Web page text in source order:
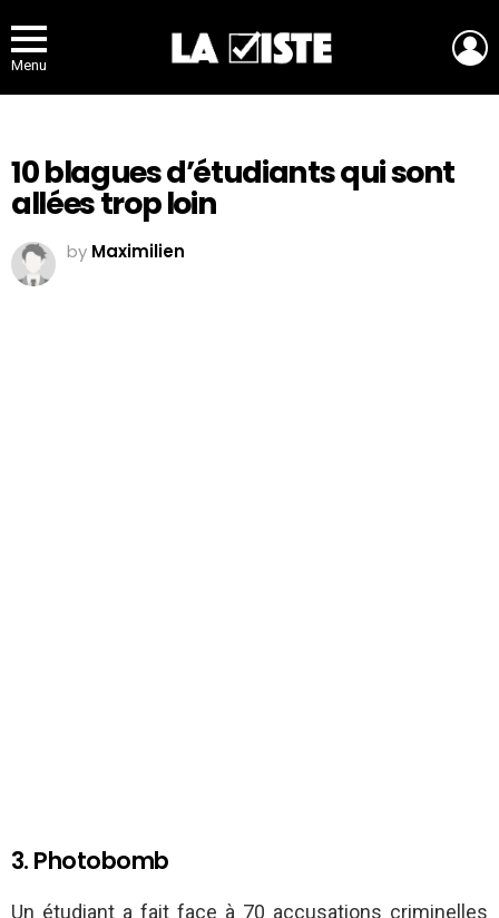
Menu
10 blagues d’étudiants qui sont
allées trop loin
by Maximilien
3. Photobomb
Un étudiant a fait face à 70 accusations criminelles